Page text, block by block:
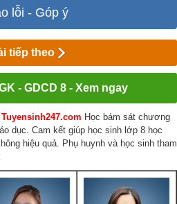
lỗi - Góp ý
tiếp theo
- GDCD 8 - Xem ngay
Học bám sát chương
dục. Cam kết giúp học sinh lớp 8 học
hiệu quả. Phụ huynh và học sinh tham